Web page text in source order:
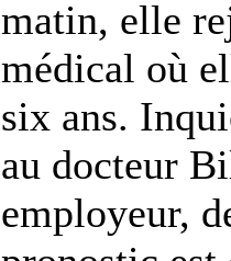
matin, elle
médical où
six ans.
au docteur
employeur,